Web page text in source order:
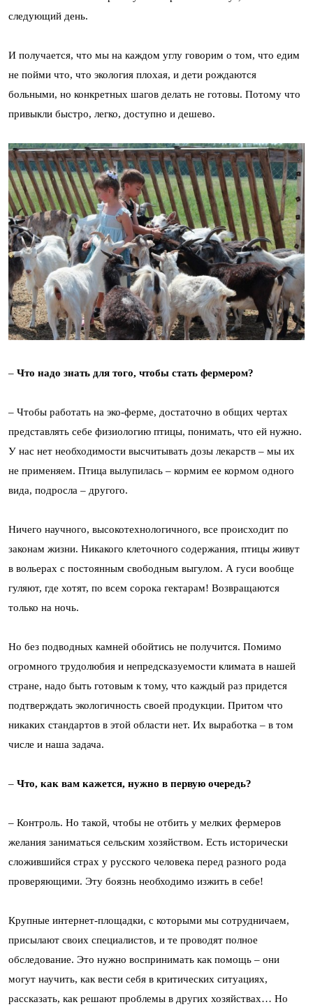
следующий день.
И получается, что мы на каждом углу говорим о том, что едим
не пойми что, что экология плохая, и дети рождаются
больными, но конкретных шагов делать не готовы. Потому что
привыкли быстро, легко, доступно и дешево.
– Что надо знать для того, чтобы стать фермером?
– Чтобы работать на эко-ферме, достаточно в общих чертах
представлять себе физиологию птицы, понимать, что ей нужно.
У нас нет необходимости высчитывать дозы лекарств – мы их
не применяем. Птица вылупилась – кормим ее кормом одного
вида, подросла – другого.
Ничего научного, высокотехнологичного, все происходит по
законам жизни. Никакого клеточного содержания, птицы живут
в вольерах с постоянным свободным выгулом. А гуси вообще
гуляют, где хотят, по всем сорока гектарам! Возвращаются
только на ночь.
Но без подводных камней обойтись не получится. Помимо
огромного трудолюбия и непредсказуемости климата в нашей
стране, надо быть готовым к тому, что каждый раз придется
подтверждать экологичность своей продукции. Притом что
никаких стандартов в этой области нет. Их выработка – в том
числе и наша задача.
– Что, как вам кажется, нужно в первую очередь?
– Контроль. Но такой, чтобы не отбить у мелких фермеров
желания заниматься сельским хозяйством. Есть исторически
сложившийся страх у русского человека перед разного рода
проверяющими. Эту боязнь необходимо изжить в себе!
Крупные интернет-площадки, с которыми мы сотрудничаем,
присылают своих специалистов, и те проводят полное
обследование. Это нужно воспринимать как помощь – они
могут научить, как вести себя в критических ситуациях,
рассказать, как решают проблемы в других хозяйствах… Но